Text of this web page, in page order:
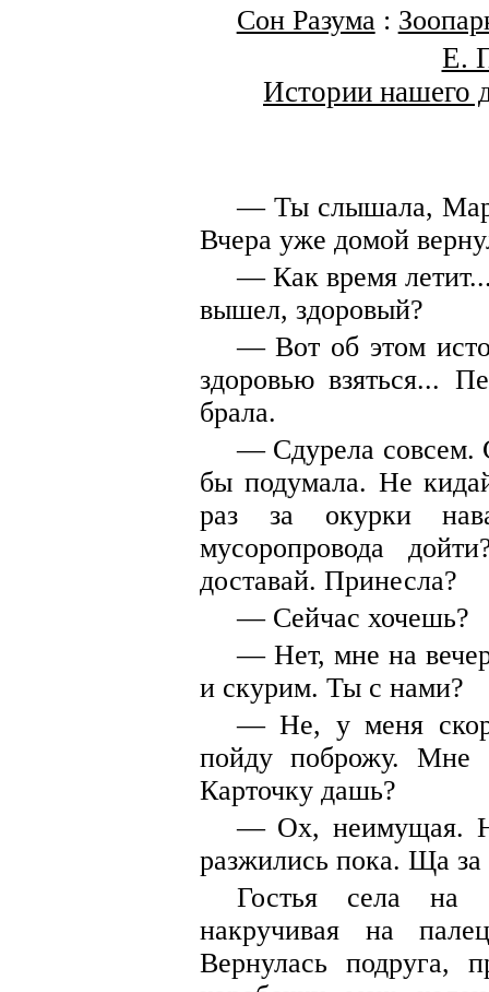
Сон Разума:
Е.
Истории нашего
— Ты слышала,
Вчера уже домой
— Как время
вышел, здоровый?
— Вот об этом
здоровью взяться...
брала.
— Сдурела совсем.
бы подумала. Не
раз за окурки
мусоропровода
доставай. Принесла?
— Сейчас хочешь?
— Нет, мне на
и скурим. Ты с нами?
— Не, у меня
пойду поброжу. Мне
Карточку дашь?
— Ох, неимущая.
разжились пока. Ща
Гостья села на
накручивая на
Вернулась подруга,